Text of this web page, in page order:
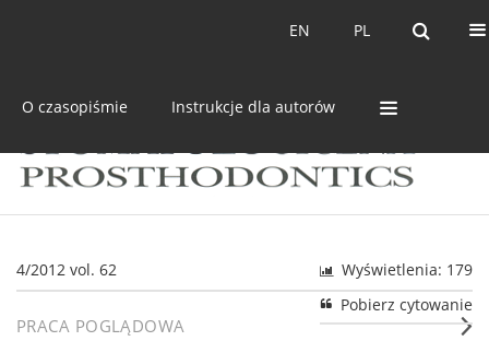
PL
EN PL
EN
O czasopiśmie Instrukcje dla autorów
4/2012 vol. 62
Wyświetlenia: 179
Pobierz cytowanie
PRACA POGLĄDOWA